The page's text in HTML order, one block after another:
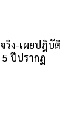
ริง-เผยปฎิบัติ
ปีปรากฏ